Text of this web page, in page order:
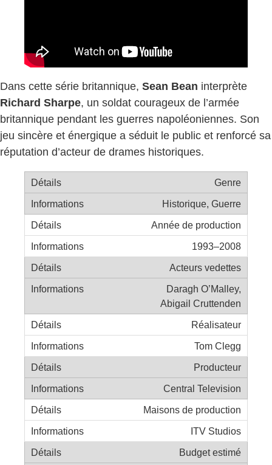
Dans cette série britannique, Sean Bean interprète
Richard Sharpe, un soldat courageux de l’armée
britannique pendant les guerres napoléoniennes. Son
jeu sincère et énergique a séduit le public et renforcé sa
réputation d’acteur de drames historiques.
Genre
Historique, Guerre
Année de production
1993–2008
Acteurs vedettes
Daragh O’Malley,
Abigail Cruttenden
Réalisateur
Tom Clegg
Producteur
Central Television
Maisons de production
ITV Studios
Budget estimé